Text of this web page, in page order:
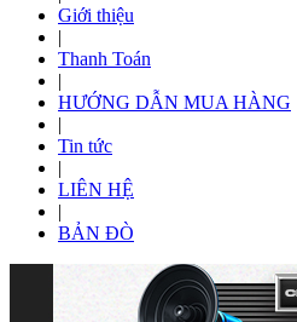
Giới thiệu
|
Thanh Toán
|
HƯỚNG DẪN MUA HÀNG
|
Tin tức
|
LIÊN HỆ
|
BẢN ĐÒ